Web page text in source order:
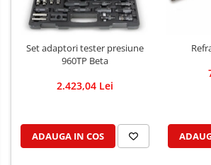
Set adaptori tester presiune
960TP Beta
2.423,04 Lei
ADAUGA IN COS